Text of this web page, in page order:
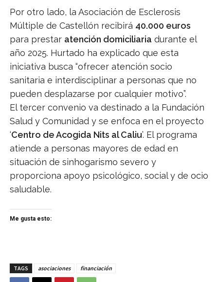
Por otro lado, la Asociación de Esclerosis
Múltiple de Castellón recibirá 40.000 euros
para prestar atención domiciliaria durante el
año 2025. Hurtado ha explicado que esta
iniciativa busca “ofrecer atención socio
sanitaria e interdisciplinar a personas que no
pueden desplazarse por cualquier motivo”.
El tercer convenio va destinado a la Fundación
Salud y Comunidad y se enfoca en el proyecto
‘Centro de Acogida Nits al Caliu’. El programa
atiende a personas mayores de edad en
situación de sinhogarismo severo y
proporciona apoyo psicológico, social y de ocio
saludable.
Me gusta esto:
TAGS asociaciones financiación